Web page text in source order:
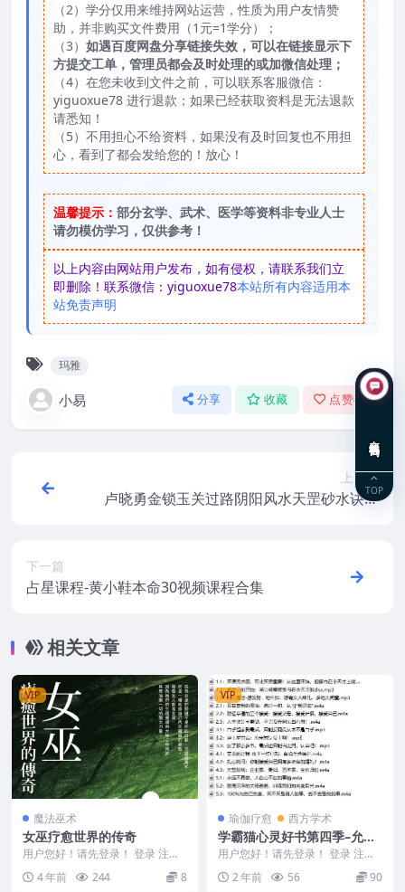
（2）学分仅用来维持网站运营，性质为用户友情赞
助，并非购买文件费用（1元=1学分）；
（3） 如遇百度网盘分享链接失效，可以在链接显示下
方提交工单，管理员都会及时处理的或加微信处理；
（4）在您未收到文件之前，可以联系客服微信：
yiguoxue78 进行退款；如果已经获取资料是无法退款
请悉知！
（5）不用担心不给资料，如果没有及时回复也不用担
心，看到了都会发给您的！放心！
温馨提示： 部分玄学、武术、医学等资料非专业人士
请勿模仿学习，仅供参考！
以上内容由网站用户发布，如有侵权，请联系我们立
即删除！联系微信：yiguoxue78本站所有内容适用本
站免责声明
玛雅
小易 分享 收藏 点赞( 0)
上一篇
卢晓勇金锁玉关过路阴阳风水天罡砂水诀经
下一篇
占星课程-黄小鞋本命30视频课程合集
相关文章
VIP
魔法巫术
女巫疗愈世界的传奇
用户您好！请先登录！ 登录 注册
女巫疗愈世界的传奇 编号223333-
0354 年前 244 8
VIP
瑜伽疗愈 西方学术
学霸猫心灵好书第四季–允许
自己，释放力量
用户您好！请先登录！ 登录 注册
学霸猫心灵好书第四季–允许自
己，释...
2 年前 56 90
TOP